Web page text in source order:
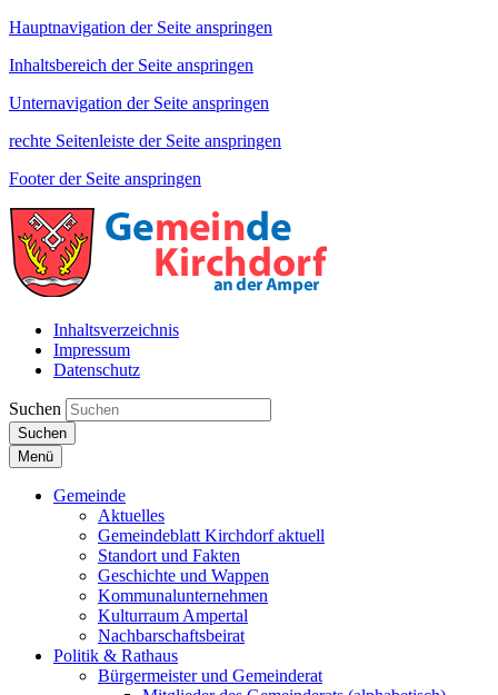
Hauptnavigation der Seite anspringen
Inhaltsbereich der Seite anspringen
Unternavigation der Seite anspringen
rechte Seitenleiste der Seite anspringen
Footer der Seite anspringen
Inhaltsverzeichnis
Impressum
Datenschutz
Suchen
Suchen
Menü
Gemeinde
Aktuelles
Gemeindeblatt Kirchdorf aktuell
Standort und Fakten
Geschichte und Wappen
Kommunalunternehmen
Kulturraum Ampertal
Nachbarschaftsbeirat
Politik & Rathaus
Bürgermeister und Gemeinderat